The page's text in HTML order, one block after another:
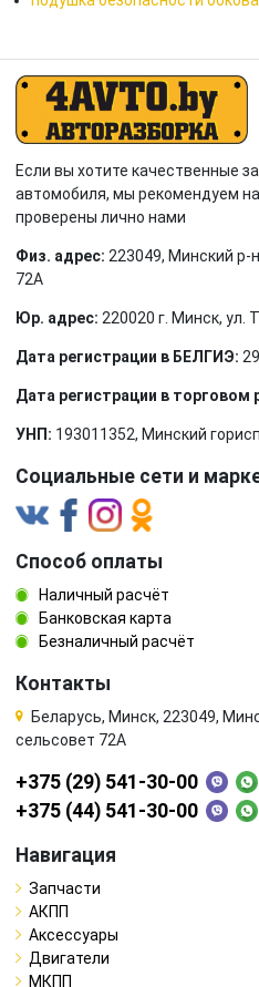
Если вы хотите качественные
автомобиля, мы рекомендуем
проверены лично нами
Физ. адрес: 223049, Минский
72А
Юр. адрес: 220020 г. Минск, ул.
Дата регистрации в БЕЛГИЭ:
Дата регистрации в торговом
УНП: 193011352, Минский
Социальные сети и
Способ оплаты
Наличный расчёт
Банковская карта
Безналичный расчёт
Контакты
Беларусь, Минск, 223049,
сельсовет 72А
+375 (29) 541-30-00
+375 (44) 541-30-00
Навигация
Запчасти
АКПП
Аксессуары
Двигатели
МКПП